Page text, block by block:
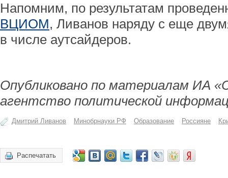
Напомним, по результатам
ВЦИОМ, Ливанов наряду с еще
в числе аутсайдеров.
Опубликовано по материалам ИА
агентство политической
Дмитрий Ливанов Минобрнауки РФ Образование Россияне
Распечатать